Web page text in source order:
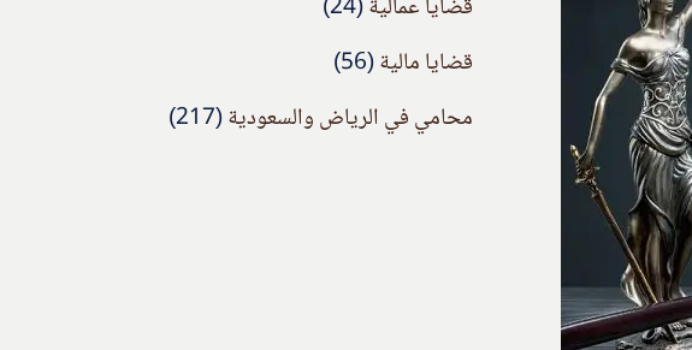
قضايا عمالية(24)
قضايا مالية(56)
محامي في الرياض والسعودية(217)